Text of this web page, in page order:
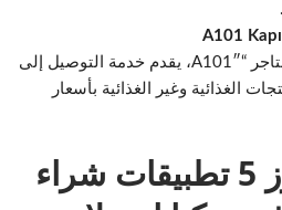
تطبيق خاص بسلسلة متاجر “A101″، يقدم خدمة التوصيل إلى
الغذائية وغير الغذائية بأسعار
تفاصيل عن أبرز 5 تطبيقات شراء